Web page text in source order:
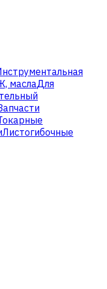
маслаДля
Листогибочные